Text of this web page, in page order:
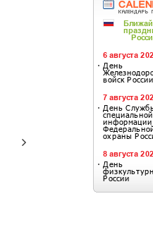
Go to the next page